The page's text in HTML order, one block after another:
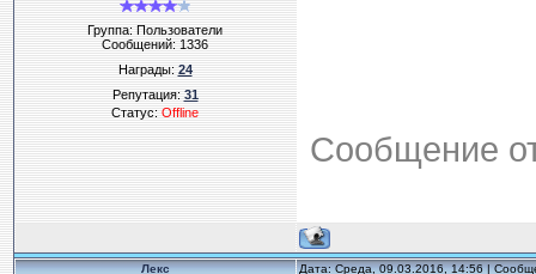
Группа: Пользователи
Сообщений:1336
Награды:24
Репутация:31
Статус:Offline
Сообщение
Лекс Дата: Среда, 09.03.2016, 14:56 |